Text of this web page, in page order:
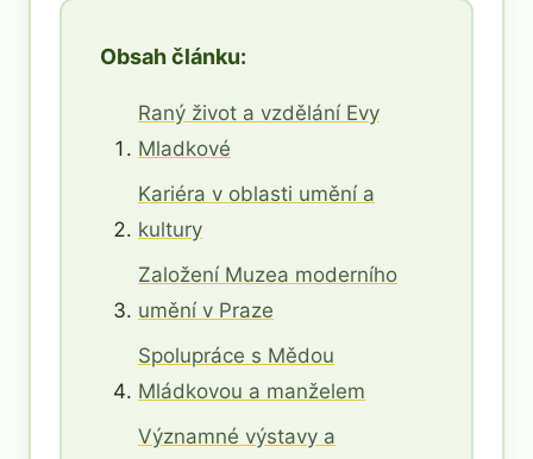
Obsah článku:
Raný život a vzdělání Evy
Mladkové
Kariéra v oblasti umění a
kultury
Založení Muzea moderního
umění v Praze
Spolupráce s Mědou
Mládkovou a manželem
Významné výstavy a